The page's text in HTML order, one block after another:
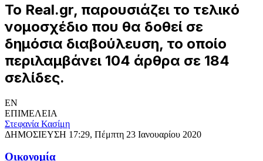
Το Real.gr, παρουσιάζει το τελικό
νομοσχέδιο που θα δοθεί σε
δημόσια διαβούλευση, το οποίο
περιλαμβάνει 104 άρθρα σε 184
σελίδες.
EN
ΕΠΙΜΕΛΕΙΑ
Στεφανία Κασίμη
ΔΗΜΟΣΙΕΥΣΗ 17:29, Πέμπτη 23 Ιανουαρίου 2020
Oικονομία